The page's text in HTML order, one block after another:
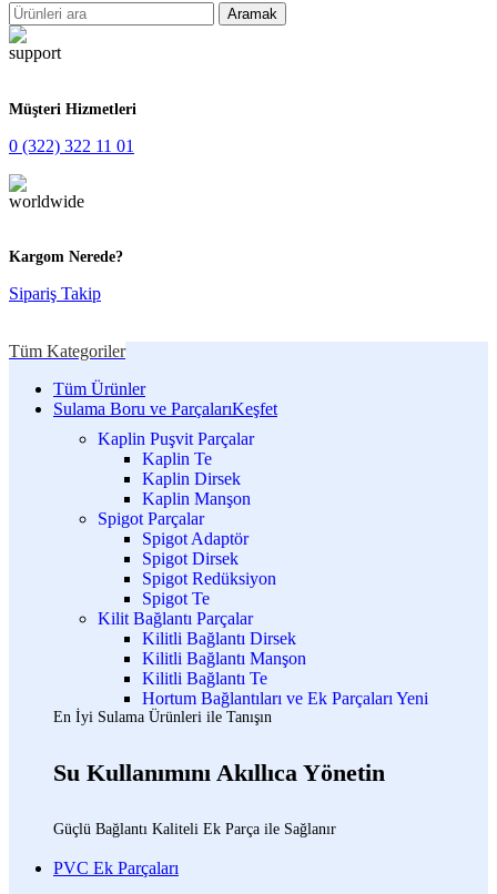
Aramak
Müşteri Hizmetleri
0 (322) 322 11 01
Kargom Nerede?
Sipariş Takip
Tüm Kategoriler
Tüm Ürünler
Sulama Boru ve ParçalarıKeşfet
Kaplin Puşvit Parçalar
Kaplin Te
Kaplin Dirsek
Kaplin Manşon
Spigot Parçalar
Spigot Adaptör
Spigot Dirsek
Spigot Redüksiyon
Spigot Te
Kilit Bağlantı Parçalar
Kilitli Bağlantı Dirsek
Kilitli Bağlantı Manşon
Kilitli Bağlantı Te
Hortum Bağlantıları ve Ek Parçaları Yeni
En İyi Sulama Ürünleri ile Tanışın
Su Kullanımını Akıllıca Yönetin
Güçlü Bağlantı Kaliteli Ek Parça ile Sağlanır
PVC Ek Parçaları